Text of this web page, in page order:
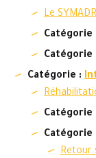
Le
Catégorie
Catégorie
Catégorie :
Catégorie
Catégorie
Retour